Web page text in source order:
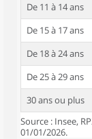
De 11 à 14 ans
De 15 à 17 ans
De 18 à 24 ans
De 25 à 29 ans
30 ans ou plus
Source : Insee,
01/01/2026.